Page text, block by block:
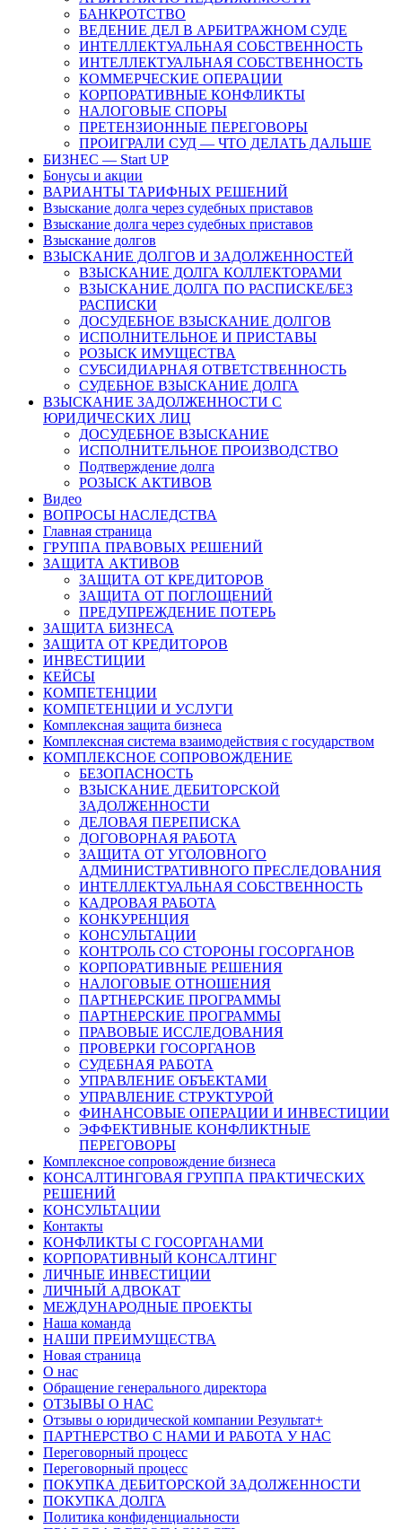
БАНКРОТСТВО
ВЕДЕНИЕ ДЕЛ В АРБИТРАЖНОМ СУДЕ
ИНТЕЛЛЕКТУАЛЬНАЯ СОБСТВЕННОСТЬ
ИНТЕЛЛЕКТУАЛЬНАЯ СОБСТВЕННОСТЬ
КОММЕРЧЕСКИЕ ОПЕРАЦИИ
КОРПОРАТИВНЫЕ КОНФЛИКТЫ
НАЛОГОВЫЕ СПОРЫ
ПРЕТЕНЗИОННЫЕ ПЕРЕГОВОРЫ
ПРОИГРАЛИ СУД — ЧТО ДЕЛАТЬ ДАЛЬШЕ
БИЗНЕС — Start UP
Бонусы и акции
ВАРИАНТЫ ТАРИФНЫХ РЕШЕНИЙ
Взыскание долга через судебных приставов
Взыскание долга через судебных приставов
Взыскание долгов
ВЗЫСКАНИЕ ДОЛГОВ И ЗАДОЛЖЕННОСТЕЙ
ВЗЫСКАНИЕ ДОЛГА КОЛЛЕКТОРАМИ
ВЗЫСКАНИЕ ДОЛГА ПО РАСПИСКЕ/БЕЗ
РАСПИСКИ
ДОСУДЕБНОЕ ВЗЫСКАНИЕ ДОЛГОВ
ИСПОЛНИТЕЛЬНОЕ И ПРИСТАВЫ
РОЗЫСК ИМУЩЕСТВА
СУБСИДИАРНАЯ ОТВЕТСТВЕННОСТЬ
СУДЕБНОЕ ВЗЫСКАНИЕ ДОЛГА
ВЗЫСКАНИЕ ЗАДОЛЖЕННОСТИ С
ЮРИДИЧЕСКИХ ЛИЦ
ДОСУДЕБНОЕ ВЗЫСКАНИЕ
ИСПОЛНИТЕЛЬНОЕ ПРОИЗВОДСТВО
Подтверждение долга
РОЗЫСК АКТИВОВ
Видео
ВОПРОСЫ НАСЛЕДСТВА
Главная страница
ГРУППА ПРАВОВЫХ РЕШЕНИЙ
ЗАЩИТА АКТИВОВ
ЗАЩИТА ОТ КРЕДИТОРОВ
ЗАЩИТА ОТ ПОГЛОЩЕНИЙ
ПРЕДУПРЕЖДЕНИЕ ПОТЕРЬ
ЗАЩИТА БИЗНЕСА
ЗАЩИТА ОТ КРЕДИТОРОВ
ИНВЕСТИЦИИ
КЕЙСЫ
КОМПЕТЕНЦИИ
КОМПЕТЕНЦИИ И УСЛУГИ
Комплексная защита бизнеса
Комплексная система взаимодействия с государством
КОМПЛЕКСНОЕ СОПРОВОЖДЕНИЕ
БЕЗОПАСНОСТЬ
ВЗЫСКАНИЕ ДЕБИТОРСКОЙ
ЗАДОЛЖЕННОСТИ
ДЕЛОВАЯ ПЕРЕПИСКА
ДОГОВОРНАЯ РАБОТА
ЗАЩИТА ОТ УГОЛОВНОГО
АДМИНИСТРАТИВНОГО ПРЕСЛЕДОВАНИЯ
ИНТЕЛЛЕКТУАЛЬНАЯ СОБСТВЕННОСТЬ
КАДРОВАЯ РАБОТА
КОНКУРЕНЦИЯ
КОНСУЛЬТАЦИИ
КОНТРОЛЬ СО СТОРОНЫ ГОСОРГАНОВ
КОРПОРАТИВНЫЕ РЕШЕНИЯ
НАЛОГОВЫЕ ОТНОШЕНИЯ
ПАРТНЕРСКИЕ ПРОГРАММЫ
ПАРТНЕРСКИЕ ПРОГРАММЫ
ПРАВОВЫЕ ИССЛЕДОВАНИЯ
ПРОВЕРКИ ГОСОРГАНОВ
СУДЕБНАЯ РАБОТА
УПРАВЛЕНИЕ ОБЪЕКТАМИ
УПРАВЛЕНИЕ СТРУКТУРОЙ
ФИНАНСОВЫЕ ОПЕРАЦИИ И ИНВЕСТИЦИИ
ЭФФЕКТИВНЫЕ КОНФЛИКТНЫЕ
ПЕРЕГОВОРЫ
Комплексное сопровождение бизнеса
КОНСАЛТИНГОВАЯ ГРУППА ПРАКТИЧЕСКИХ
РЕШЕНИЙ
КОНСУЛЬТАЦИИ
Контакты
КОНФЛИКТЫ С ГОСОРГАНАМИ
КОРПОРАТИВНЫЙ КОНСАЛТИНГ
ЛИЧНЫЕ ИНВЕСТИЦИИ
ЛИЧНЫЙ АДВОКАТ
МЕЖДУНАРОДНЫЕ ПРОЕКТЫ
Наша команда
НАШИ ПРЕИМУЩЕСТВА
Новая страница
О нас
Обращение генерального директора
ОТЗЫВЫ О НАС
Отзывы о юридической компании Результат+
ПАРТНЕРСТВО С НАМИ И РАБОТА У НАС
Переговорный процесс
Переговорный процесс
ПОКУПКА ДЕБИТОРСКОЙ ЗАДОЛЖЕННОСТИ
ПОКУПКА ДОЛГА
Политика конфиденциальности